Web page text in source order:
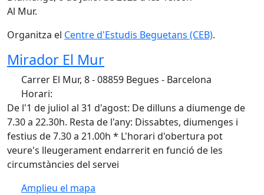
Al Mur.
Organitza el Centre d'Estudis Beguetans (CEB).
Mirador El Mur
Carrer El Mur, 8 - 08859 Begues - Barcelona
Horari:
De l'1 de juliol al 31 d'agost: De dilluns a diumenge de
7.30 a 22.30h. Resta de l'any: Dissabtes, diumenges i
festius de 7.30 a 21.00h * L'horari d'obertura pot
veure's lleugerament endarrerit en funció de les
circumstàncies del servei
Amplieu el mapa